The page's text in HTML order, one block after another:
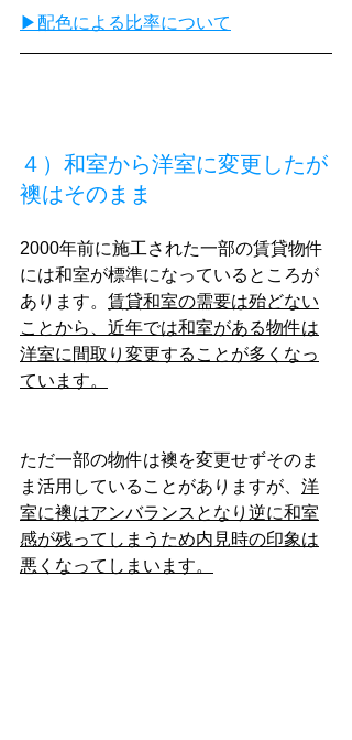
▶配色による比率について
４）和室から洋室に変更したが
襖はそのまま
2000年前に施工された一部の賃貸物件
には和室が標準になっているところが
あります。 賃貸和室の需要は殆どない
ことから、近年では和室がある物件は
洋室に間取り変更することが多くなっ
ています。
ただ一部の物件は襖を変更せずそのま
ま活用していることがありますが、 洋
室に襖はアンバランスとなり逆に和室
感が残ってしまうため内見時の印象は
悪くなってしまいます。